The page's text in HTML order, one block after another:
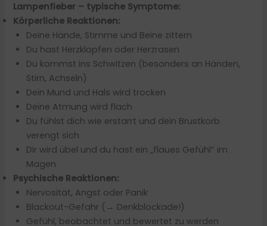
Lampenfieber – typische Symptome:
Körperliche Reaktionen:
Deine Hände, Stimme und Beine zittern
Du hast Herzklopfen oder Herzrasen
Du kommst ins Schwitzen (besonders an Händen,
Stirn, Achseln)
Dein Mund und Hals wird trocken
Deine Atmung wird flach
Du fühlst dich wie erstarrt und dein Brustkorb
verengt sich
Dir wird übel und du hast ein „flaues Gefühl“ im
Magen
Psychische Reaktionen:
Nervosität, Angst oder Panik
Blackout-Gefahr (→ Denkblockade!)
Gefühl, beobachtet und bewertet zu werden